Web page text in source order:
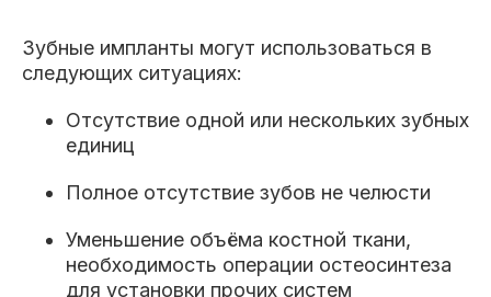
Зубные импланты могут использоваться в
следующих ситуациях:
Отсутствие одной или нескольких зубных
единиц
Полное отсутствие зубов не челюсти
Уменьшение объёма костной ткани,
необходимость операции остеосинтеза
для установки прочих систем